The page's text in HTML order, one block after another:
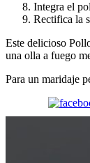
Integra el
Rectifica la
Este delicioso
una olla a fuego
Para un maridaje